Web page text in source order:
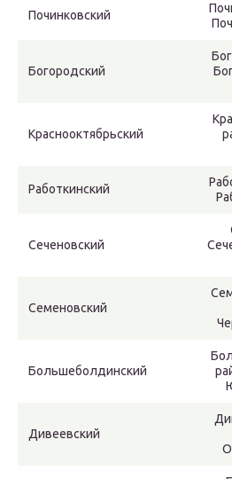
Починковский
Богородский
Краснооктябрьский
Работкинский
Сеченовский
Семеновский
Большеболдинский
Дивеевский